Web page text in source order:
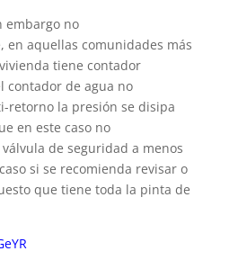
embargo no
en aquellas comunidades más
tiene contador
contador de agua no
retorno la presión se disipa
en este caso no
de seguridad a menos
si se recomienda revisar o
que tiene toda la pinta de